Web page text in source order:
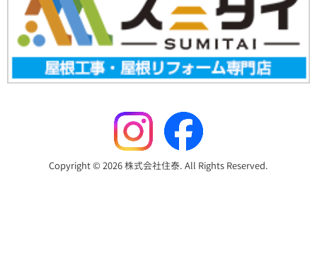
Copyright © 2026 株式会社住泰. All Rights Reserved.